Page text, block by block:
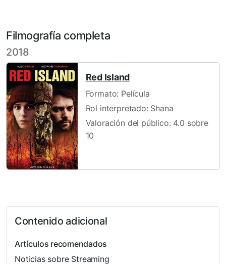
Filmografía completa
2018
Red Island
Formato: Película
Rol interpretado: Shana
Valoración del público: 4.0 sobre
10
Contenido adicional
Artículos recomendados
Noticias sobre Streaming